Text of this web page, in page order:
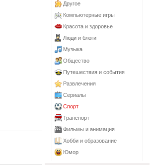
Другое
Компьютерные игры
Красота и здоровье
Люди и блоги
Музыка
Общество
Путешествия и события
Развлечения
Сериалы
Спорт
Транспорт
Фильмы и анимация
Хобби и образование
Юмор